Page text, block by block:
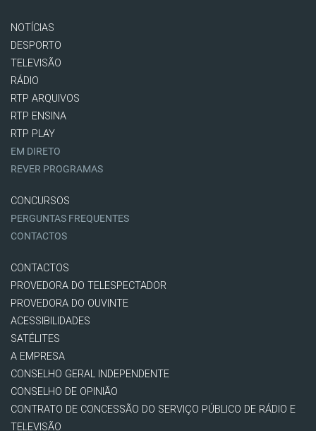
NOTÍCIAS
DESPORTO
TELEVISÃO
RÁDIO
RTP ARQUIVOS
RTP ENSINA
RTP PLAY
EM DIRETO
REVER PROGRAMAS
CONCURSOS
PERGUNTAS FREQUENTES
CONTACTOS
CONTACTOS
PROVEDORA DO TELESPECTADOR
PROVEDORA DO OUVINTE
ACESSIBILIDADES
SATÉLITES
A EMPRESA
CONSELHO GERAL INDEPENDENTE
CONSELHO DE OPINIÃO
CONTRATO DE CONCESSÃO DO SERVIÇO PÚBLICO DE RÁDIO E
TELEVISÃO